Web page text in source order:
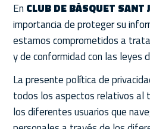
En CLUB DE BÀSQUET SANT
importancia de proteger su
estamos comprometidos a
y de conformidad con las leyes
La presente política de
todos los aspectos relativos al
los diferentes usuarios que